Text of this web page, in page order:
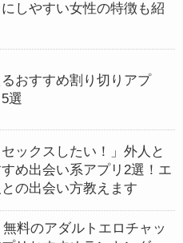
しやすい女性の特徴も紹
おすすめ割り切りアプ
選
セックスしたい！」外人と
め出会い系アプリ2選！エ
の出会い方教えます
無料のアダルトエロチャッ